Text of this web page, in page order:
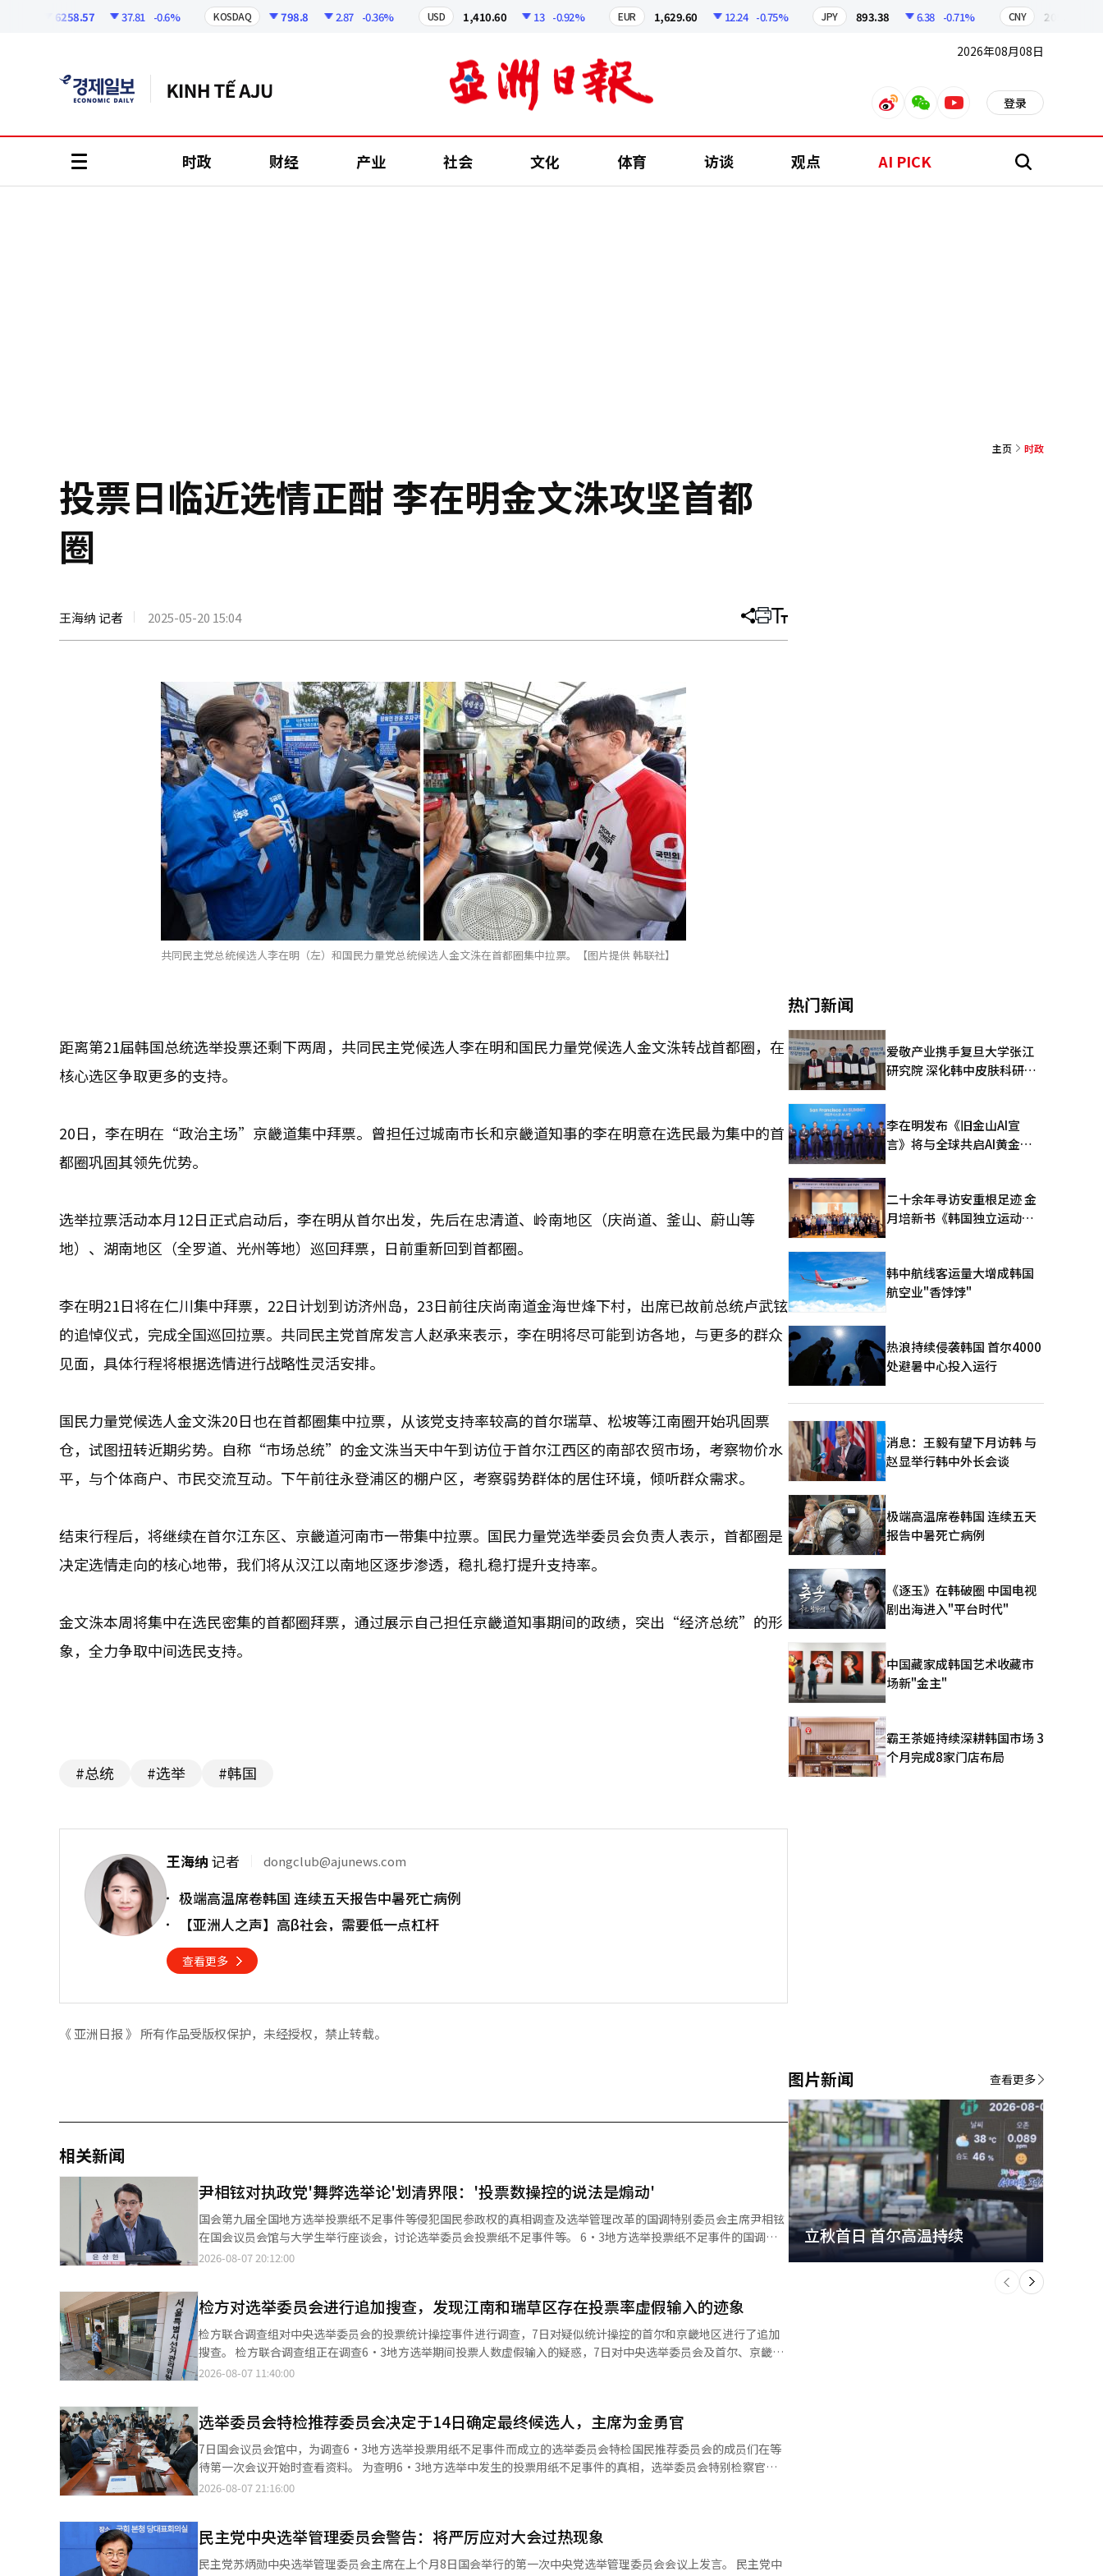
6258.57 37.81 -0.6% KOSDAQ 798.8 2.87 -0.36% USD 1,410.60 13 -0.92% EUR 1,629.60 12.24 -0.75% JPY 893.38 6.38 -0.71% CNY 209.17
2026年08月08日
weiboweixinyoutube 登录
时政 财经 产业 社会 文化 体育 访谈 观点 AI PICK 搜
主页 时政
投票日临近选情正酣 李在明金文洙攻坚首都
圈
王海纳 记者 2025-05-20 15:04 分
文
打 调
大
共同民主党总统候选人李在明（左）和国民力量党总统候选人金文洙在首都圈集中拉票。【图片提供 韩联社】
距离第21届韩国总统选举投票还剩下两周，共同民主党候选人李在明和国民力量党候选人金文洙转战首都圈，在
核心选区争取更多的支持。
20日，李在明在“政治主场”京畿道集中拜票。曾担任过城南市长和京畿道知事的李在明意在选民最为集中的首
都圈巩固其领先优势。
选举拉票活动本月12日正式启动后，李在明从首尔出发，先后在忠清道、岭南地区（庆尚道、釜山、蔚山等
地）、湖南地区（全罗道、光州等地）巡回拜票，日前重新回到首都圈。
李在明21日将在仁川集中拜票，22日计划到访济州岛，23日前往庆尚南道金海世烽下村，出席已故前总统卢武铉
的追悼仪式，完成全国巡回拉票。共同民主党首席发言人赵承来表示，李在明将尽可能到访各地，与更多的群众
见面，具体行程将根据选情进行战略性灵活安排。
国民力量党候选人金文洙20日也在首都圈集中拉票，从该党支持率较高的首尔瑞草、松坡等江南圈开始巩固票
仓，试图扭转近期劣势。自称“市场总统”的金文洙当天中午到访位于首尔江西区的南部农贸市场，考察物价水
平，与个体商户、市民交流互动。下午前往永登浦区的棚户区，考察弱势群体的居住环境，倾听群众需求。
结束行程后，将继续在首尔江东区、京畿道河南市一带集中拉票。国民力量党选举委员会负责人表示，首都圈是
决定选情走向的核心地带，我们将从汉江以南地区逐步渗透，稳扎稳打提升支持率。
金文洙本周将集中在选民密集的首都圈拜票，通过展示自己担任京畿道知事期间的政绩，突出“经济总统”的形
象，全力争取中间选民支持。
#总统 #选举 #韩国
王海纳 记者 dongclub@ajunews.com
极端高温席卷韩国 连续五天报告中暑死亡病例
【亚洲人之声】高β社会，需要低一点杠杆
查看更多
《 亚洲日报 》 所有作品受版权保护，未经授权，禁止转载。
相关新闻
尹相铉对执政党'舞弊选举论'划清界限：'投票数操控的说法是煽动'
国会第九届全国地方选举投票纸不足事件等侵犯国民参政权的真相调查及选举管理改革的国调特别委员会主席尹相铉
在国会议员会馆与大学生举行座谈会，讨论选举委员会投票纸不足事件等。 6·3地方选举投票纸不足事件的国调特
别委员会主席尹相铉公开对党内将投票率输入问题与投票数操控联系起来的说法划清界限。 尹议员在7日国会举行
称：“投票率操控与投票数操控完全是天差地别的事情。” 他还强调：“不应扩大和再生产舞弊选举的怀疑，利用愤
怒进行政治。政党应在制度内解决问题，而不是放大和利用广场上的愤怒。” 尹议员还强调了国调特别委员会推动的
蚕室奥林匹克公园计票所重新检票的必要性。由于有部分人提出约1900张投票纸消失的疑虑，因此希望通过实际确认
所有投票纸是否存在来解决争议。 他还提议加强对选举委员会的外部监督，表示：“应设立独立的常设审计委员会，
并赋予朝野政党推荐委员的权利，审计结果应向国会报告。” 国调特别委员会将于10日举行听证会，要求前中央选
人员出席。包括因投票者数输入错误和时间段投票率操控疑虑而被提及的仁川、金浦、议政府地区的选举委员会工作
人员也在证人名单中。※ 本报道经人工智能（AI）系统翻译与编辑。
2026-08-07 20:12:00
检方对选举委员会进行追加搜查，发现江南和瑞草区存在投票率虚假输入的迹象
检方联合调查组对中央选举委员会的投票统计操控事件进行调查，7日对疑似统计操控的首尔和京畿地区进行了追加
搜查。 检方联合调查组正在调查6·3地方选举期间投票人数虚假输入的疑惑，7日对中央选举委员会及首尔、京畿、
忠北地区的选举委员会进行了追加强制搜查。在金浦、议政府和忠北真川之后，江南和瑞草地区也发现了投票人数被
川县、瑞草区、江南区的9个地方进行了搜查。 搜查令中列明了伪造公文和妨碍公务执行的相关罪名。联合调查组还
对在地方选举当天向市、道选举委员会发送投票管理相关指导的中央选举委员会一名工作人员追加立案。 联合调查组
认为，选举委员会的实务人员在未正式向上级报告或获得批准的情况下，随意调整了选举管理系统中的投票人数。截
至目前，已确认具体虚假输入的地方包括京畿的金浦、议政府，忠北的真川，以及首尔的江南和瑞草等5个地方。 调
查是在确认京畿地区投票人数错误输入的过程中展开的。某投票站的投票人数应为数百人，但错误记录为数千人，调
报告并经过批准后才能修改。然而，部分实务人员未按照此程序进行，而是在后续时间段内调整投票人数以匹配最终
数据，联合调查组对此做出了判断。 联合调查组还在调查该过程是否受到中央选举委员会层面指导的影响。 中央选
举委员会选举管理科在选举当天上午8时30分左右向市、道选举委员会的实务人员发送邮件，内容为“此时之后不进
2026-08-07 11:40:00
选举委员会特检推荐委员会决定于14日确定最终候选人，主席为金勇官
7日国会议员会馆中，为调查6·3地方选举投票用纸不足事件而成立的选举委员会特检国民推荐委员会的成员们在等
待第一次会议开始时查看资料。 为查明6·3地方选举中发生的投票用纸不足事件的真相，选举委员会特别检察官国
民推荐委员会于7日决定在14日之前向李在明总统推荐两名候选人。 国民推荐委员赵基妍律师在当天国会结束“选举
上，国民力量推荐的金勇官律师被一致选为委员会主席。”他补充道：“我们将在14日的会议上决定向总统推荐的两
名候选人。” 此外，国民推荐委员会共有6名成员，其中民主党推荐3名（赵斗炫、赵基妍律师、河相应西江大学政
2026-08-07 21:16:00
民主党中央选举管理委员会警告：将严厉应对大会过热现象
民主党苏炳勋中央选举管理委员会主席在上个月8日国会举行的第一次中央党选举管理委员会会议上发言。 民主党中
热门新闻
爱敬产业携手复旦大学张江
研究院 深化韩中皮肤科研合
李在明发布《旧金山AI宣
言》将与全球共启AI黄金时
二十余年寻访安重根足迹 金
月培新书《韩国独立运动圣
韩中航线客运量大增成韩国
航空业"香饽饽"
热浪持续侵袭韩国 首尔4000
处避暑中心投入运行
消息：王毅有望下月访韩 与
赵显举行韩中外长会谈
极端高温席卷韩国 连续五天
报告中暑死亡病例
《逐玉》在韩破圈 中国电视
剧出海进入"平台时代"
中国藏家成韩国艺术收藏市
场新"金主"
霸王茶姬持续深耕韩国市场 3
个月完成8家门店布局
图片新闻
立秋首日 首尔高温持续
下
一
个
查看更多